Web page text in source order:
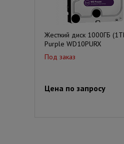
Жесткий диск 1000ГБ
Purple WD10PURX
Под заказ
Цена по запросу